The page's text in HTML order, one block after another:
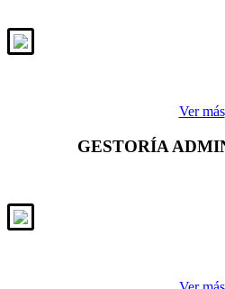
Ver más
GESTORÍA